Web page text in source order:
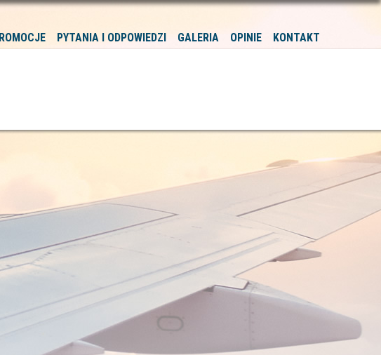
PYTANIA I ODPOWIEDZI GALERIA OPINIE KONTAKT